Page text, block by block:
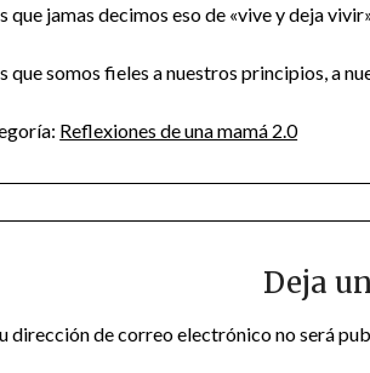
que jamas decimos eso de «vive y deja
que somos fieles a nuestros principios, a
Reflexiones de una mamá 2.0
Deja
dirección de correo electrónico no será